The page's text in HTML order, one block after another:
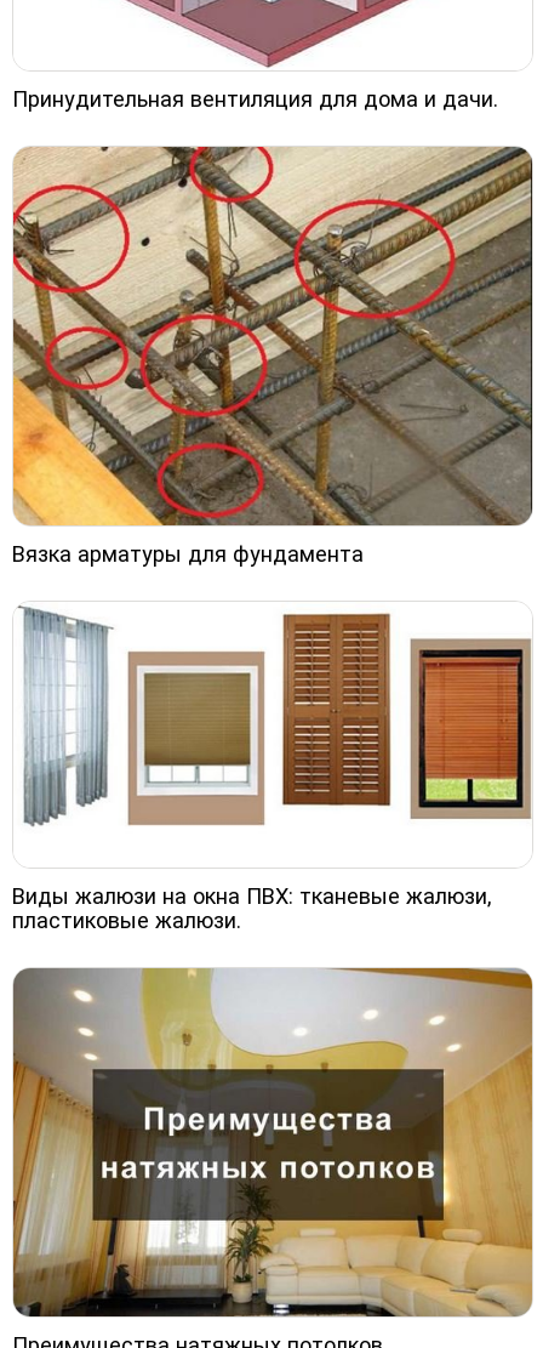
Принудительная вентиляция для дома и дачи.
Вязка арматуры для фундамента
Виды жалюзи на окна ПВХ: тканевые жалюзи,
пластиковые жалюзи.